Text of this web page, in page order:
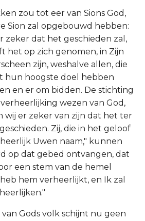
zou tot eer van Sions God,
Sion zal opgebouwd hebben:
zeker dat het geschieden zal,
het op zich genomen, in Zijn
zijn, weshalve allen, die
hun hoogste doel hebben
en er om bidden. De stichting
wezen van God,
wij er zeker van zijn dat het ter
Zij, die in het geloof
Uwen naam," kunnen
op dat gebed ontvangen, dat
een stem van de hemel
hem verheerlijkt, en Ik zal
Gods volk schijnt nu geen